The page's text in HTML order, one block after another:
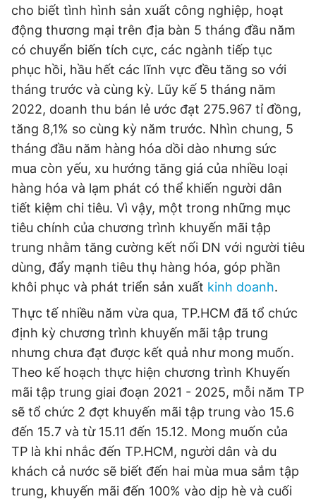
cho biết tình hình sản xuất công nghiệp, hoạt
động thương mại trên địa bàn 5 tháng đầu năm
có chuyển biến tích cực, các ngành tiếp tục
phục hồi, hầu hết các lĩnh vực đều tăng so với
tháng trước và cùng kỳ. Lũy kế 5 tháng năm
2022, doanh thu bán lẻ ước đạt 275.967 tỉ đồng,
tăng 8,1% so cùng kỳ năm trước. Nhìn chung, 5
tháng đầu năm hàng hóa dồi dào nhưng sức
mua còn yếu, xu hướng tăng giá của nhiều loại
hàng hóa và lạm phát có thể khiến người dân
tiết kiệm chi tiêu. Vì vậy, một trong những mục
tiêu chính của chương trình khuyến mãi tập
trung nhằm tăng cường kết nối DN với người tiêu
dùng, đẩy mạnh tiêu thụ hàng hóa, góp phần
khôi phục và phát triển sản xuất kinh doanh.
Thực tế nhiều năm vừa qua, TP.HCM đã tổ chức
định kỳ chương trình khuyến mãi tập trung
nhưng chưa đạt được kết quả như mong muốn.
Theo kế hoạch thực hiện chương trình Khuyến
mãi tập trung giai đoạn 2021 - 2025, mỗi năm TP
sẽ tổ chức 2 đợt khuyến mãi tập trung vào 15.6
đến 15.7 và từ 15.11 đến 15.12. Mong muốn của
TP là khi nhắc đến TP.HCM, người dân và du
khách cả nước sẽ biết đến hai mùa mua sắm tập
trung, khuyến mãi đến 100% vào dịp hè và cuối